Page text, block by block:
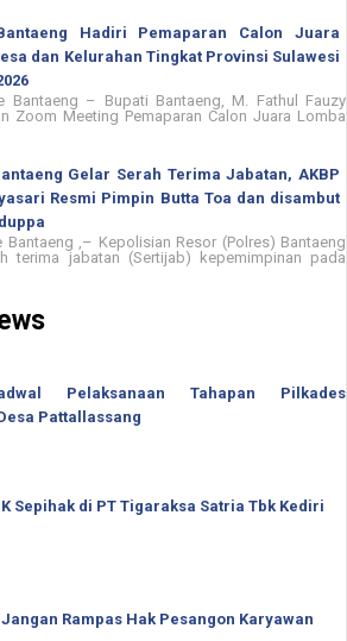
Hadiri Pemaparan Calon Juara
dan Kelurahan Tingkat Provinsi Sulawesi
Bantaeng – Bupati Bantaeng, M. Fathul Fauzy
Zoom Meeting Pemaparan Calon Juara Lomba
Gelar Serah Terima Jabatan, AKBP
Resmi Pimpin Butta Toa dan disambut
Bantaeng ,– Kepolisian Resor (Polres) Bantaeng
terima jabatan (Sertijab) kepemimpinan pada
Pelaksanaan Tahapan Pilkades
Pattallassang
Sepihak di PT Tigaraksa Satria Tbk Kediri
Jangan Rampas Hak Pesangon Karyawan